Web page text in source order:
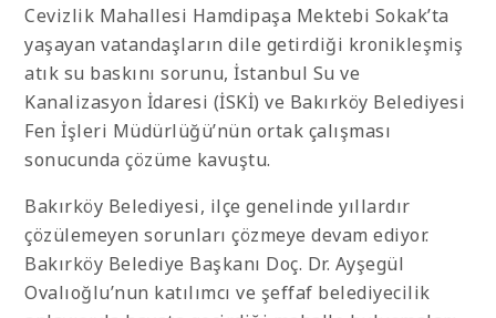
Cevizlik Mahallesi Hamdipaşa Mektebi Sokak’ta
yaşayan vatandaşların dile getirdiği kronikleşmiş
atık su baskını sorunu, İstanbul Su ve
Kanalizasyon İdaresi (İSKİ) ve Bakırköy Belediyesi
Fen İşleri Müdürlüğü’nün ortak çalışması
sonucunda çözüme kavuştu.
Bakırköy Belediyesi, ilçe genelinde yıllardır
çözülemeyen sorunları çözmeye devam ediyor.
Bakırköy Belediye Başkanı Doç. Dr. Ayşegül
Ovalıoğlu’nun katılımcı ve şeffaf belediyecilik